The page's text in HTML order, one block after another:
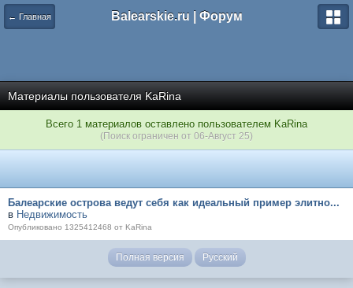
← Главная Balearskie.ru | Форум
Материалы пользователя KaRina
Всего 1 материалов оставлено пользователем KaRina
(Поиск ограничен от 06-Август 25)
Балеарские острова ведут себя как идеальный пример элитно...
в Недвижимость
Опубликовано 1325412468 от KaRina
Полная версия Русский